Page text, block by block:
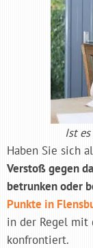
Ist
Haben Sie sich
Verstoß gegen
betrunken oder
Punkte in
in der Regel mit
konfrontiert.